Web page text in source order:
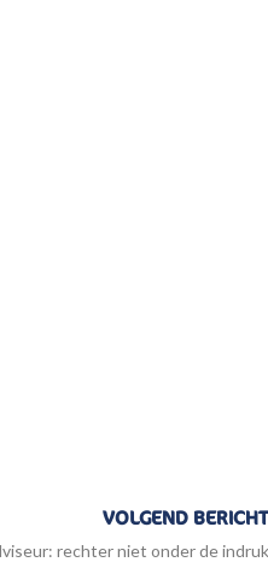
VOLGEND BERICHT
rechter niet onder de indruk